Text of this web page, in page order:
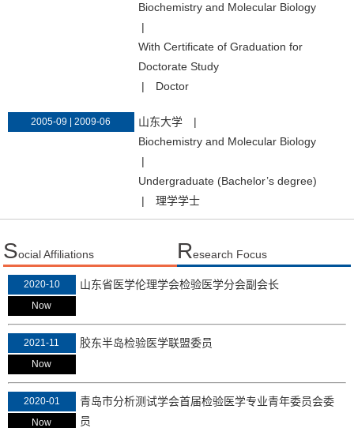
Biochemistry and Molecular Biology
|
With Certificate of Graduation for
Doctorate Study
|
Doctor
2005-09 | 2009-06 山东大学
|
Biochemistry and Molecular Biology
|
Undergraduate (Bachelor’s degree)
|
理学学士
Social Affiliations Research Focus
2020-10
Now
山东省医学伦理学会检验医学分会副会长
2021-11
Now
胶东半岛检验医学联盟委员
2020-01
Now
青岛市分析测试学会首届检验医学专业青年委员会委
员